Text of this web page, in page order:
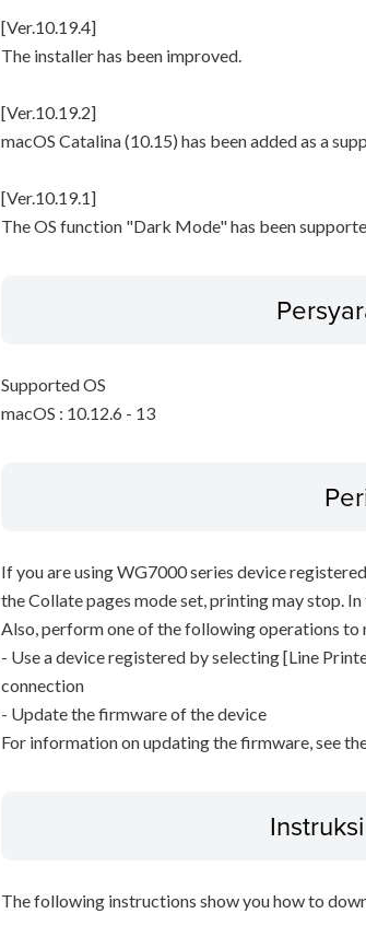
[Ver.10.19.4]
The installer has been improved.
[Ver.10.19.2]
macOS Catalina (10.15) has been added as a
[Ver.10.19.1]
The OS function "Dark Mode" has been
Supported OS
macOS : 10.12.6 - 13
If you are using WG7000 series device
the Collate pages mode set, printing may stop.
Also, perform one of the following operations to
- Use a device registered by selecting [Line
connection
- Update the firmware of the device
For information on updating the firmware, see
The following instructions show you how to